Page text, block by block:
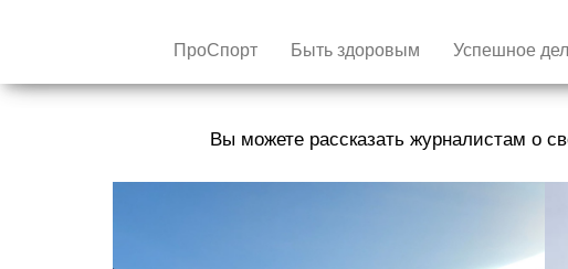
ПроСпорт Быть здоровым Успешное
Вы можете рассказать журналистам о